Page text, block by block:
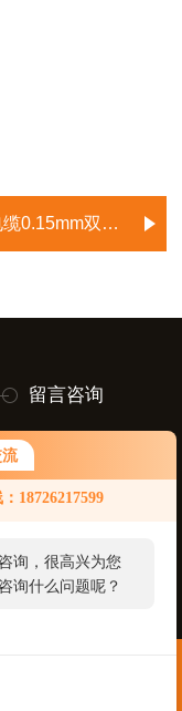
18726217599
询，很高兴为您
询什么问题呢？
双层软铜带
留言咨询